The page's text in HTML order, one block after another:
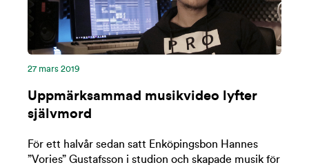
27 mars 2019
Uppmärksammad musikvideo lyfter
självmord
För ett halvår sedan satt Enköpingsbon Hannes
”Vories” Gustafsson i studion och skapade musik för